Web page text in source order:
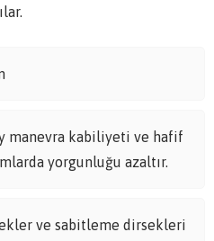
manevra kabiliyeti ve hafif
yorgunluğu azaltır.
ve sabitleme dirsekleri